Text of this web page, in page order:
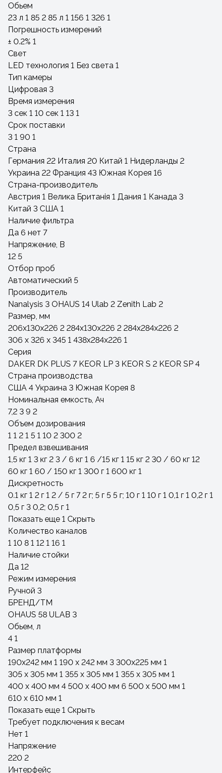
Обьем
23 л 1 85 2 85 л 1 156 1 326 1
Погрешность измерений
± 0.2% 1
Свет
LED технология 1 Без света 1
Тип камеры
Цифровая 3
Время измерения
3 сек 1 10 сек 1 13 1
Срок поставки
3 1 90 1
Страна
Германия 22 Италия 20 Китай 1 Нидерланды 2
Украина 22 Франция 43 Южная Корея 16
Страна-производитель
Австрия 1 Велика Британія 1 Дания 1 Канада 3
Китай 3 США 1
Наличие фильтра
Да 6 нет 7
Напряжение, В
12 5
Отбор проб
Автоматический 5
Производитель
Nanalysis 3 OHAUS 14 Ulab 2 Zenith Lab 2
Размер, мм
206х130х226 2 284х130х226 2 284х284х226 2
306 х 326 х 345 1 438х284х226 1
Серия
DAKER DK PLUS 7 KEOR LP 3 KEOR S 2 KEOR SP 4
Страна производства
США 4 Украина 3 Южная Корея 8
Номинальная емкость, Ач
7,2 3 9 2
Объем дозирования
1 1 2 1 5 1 10 2 300 2
Предел взвешивания
1,5 кг 1 3 кг 2 3 / 6 кг 1 6 /15 кг 1 15 кг 2 30 / 60 кг 12
60 кг 1 60 / 150 кг 1 300 г 1 600 кг 1
Дискретность
0.1 кг 1 2 г 1 2 / 5 г 7 2 г; 5 г 5 5 г; 10 г 1 10 г 1 0,1 г 1 0,2 г 1
0,5 г 3 0,2; 0,5 г 1
Показать еще 1 Скрыть
Количество каналов
1 10 8 1 12 1 16 1
Наличие стойки
Да 12
Режим измерения
Ручной 3
БРЕНД/ТМ
OHAUS 58 ULAB 3
Обьем, л
4 1
Размер платформы
190x242 мм 1 190 х 242 мм 3 300х225 мм 1
305 х 305 мм 1 355 x 305 мм 1 355 х 305 мм 1
400 х 400 мм 4 500 х 400 мм 6 500 х 500 мм 1
610 х 610 мм 1
Показать еще 1 Скрыть
Требует подключения к весам
Нет 1
Напряжение
220 2
Интерфейс